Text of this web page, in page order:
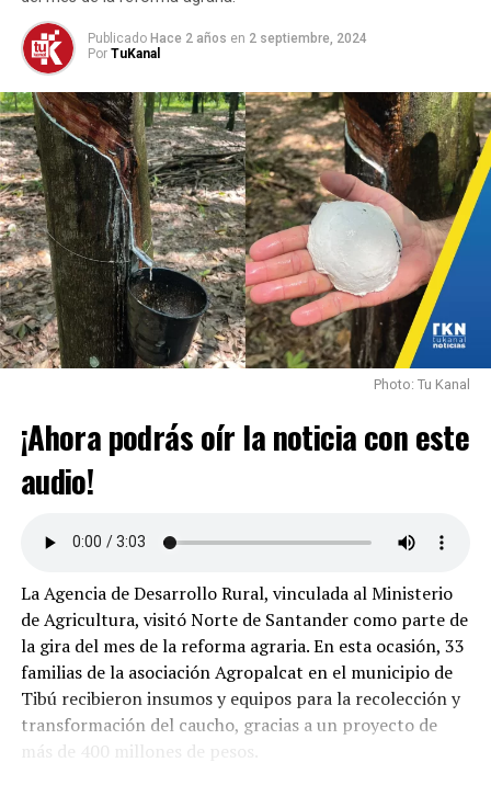
FORTALECIMIENTO
INVERSIONES
LEY COMUNAL
LÍDERES COMUNALES
PACTO PARA LA TRANSFORMACIÓN TERRITORIAL
PLAN NACIONAL DE DESARROLLO
RECONOCIMIENTO
TEORAMA
HASTA LA PRÓXIMA
Alcalde de Abrego genera Polémica por su presunta
agresión a periodista.
Publicado Hace 2 años en 2 septiembre, 2024
Por TuKanal
Photo: Tu Kanal
¡Ahora podrás oír la noticia con este
audio!
La Agencia de Desarrollo Rural, vinculada al Ministerio
de Agricultura, visitó Norte de Santander como parte de
la gira del mes de la reforma agraria. En esta ocasión, 33
familias de la asociación Agropalcat en el municipio de
Tibú recibieron insumos y equipos para la recolección y
transformación del caucho, gracias a un proyecto de
más de 400 millones de pesos.